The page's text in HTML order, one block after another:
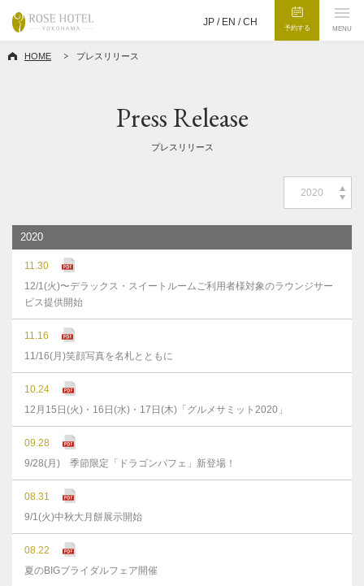
JP / EN /CH
予約する MENU
HOME プレスリリース
Press Release
プレスリリース
2020
2020
11.30
12/1(火)〜デラックス・スイートルームご利用者様対象のラウンジサー
ビス提供開始
11.16
11/16(月)笑顔写真を名札とともに
10.24
12月15日(火)・16日(水)・17日(木)「グルメサミット2020」
09.28
9/28(月) 季節限定「ドラゴンパフェ」新登場！
08.31
9/1(火)中秋大月餅展示開始
08.22
夏のBIGブライダルフェア開催